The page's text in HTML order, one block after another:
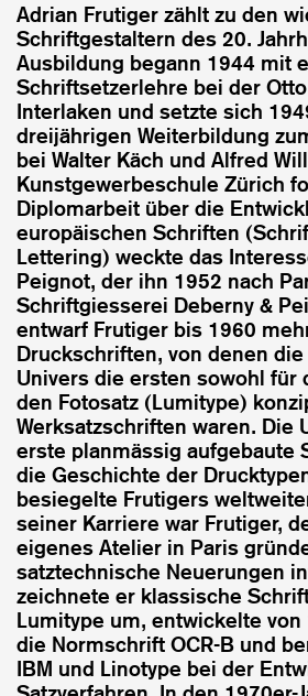
Adrian Frutiger zählt zu den
Schriftgestaltern des 20.
Ausbildung begann 1944 mit
Schriftsetzerlehre bei der
Interlaken und setzte sich
dreijährigen Weiterbildung
bei Walter Käch und Alfred
Kunstgewerbeschule Zürich
Diplomarbeit über die
europäischen Schriften
Lettering) weckte das
Peignot, der ihn 1952 nach
Schriftgiesserei Deberny &
entwarf Frutiger bis 1960
Druckschriften, von denen
Univers die ersten sowohl für
den Fotosatz (Lumitype)
Werksatzschriften waren. Die
erste planmässig aufgebaute
die Geschichte der
besiegelte Frutigers
seiner Karriere war Frutiger,
eigenes Atelier in Paris
satztechnische Neuerungen
zeichnete er klassische
Lumitype um, entwickelte von
die Normschrift OCR-B und
IBM und Linotype bei der